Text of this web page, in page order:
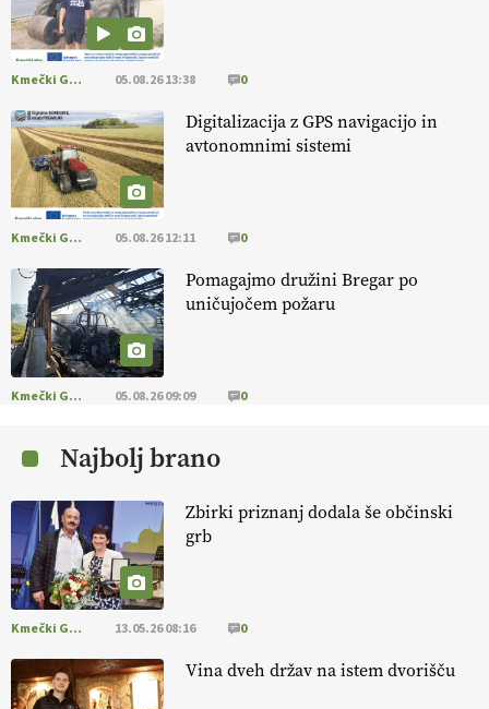
EKOloško = logično: ekološka kmetija
ALTENBAHER
EKOloško = logično: ekološko oljarstvo
MORGAN
EKOloško = logično: ekološka kmetija
FREŠER
KMETIJSKA LIGA PRVAKOV: POMLADITEV
KMETIJSKE EKIPE
KMETIJSKA LIGA PRVAKOV: UKRAJINA vs.
EVROPA
EKOloško = logično: ekološka kmetija
EKOloško = logično: VLOG Okus je
pomembnejši od izgleda
EKOloško = logično: ekološka kmetija PR'
RAKARI
Kmečki Glas 05.08.26 13:38 0
Digitalizacija z GPS navigacijo in
avtonomnimi sistemi
Kmečki Glas 05.08.26 12:11 0
Pomagajmo družini Bregar po
uničujočem požaru
Kmečki Glas 05.08.26 09:09 0
Najbolj brano
Zbirki priznanj dodala še občinski
grb
Kmečki Glas 13.05.26 08:16 0
Vina dveh držav na istem dvorišču